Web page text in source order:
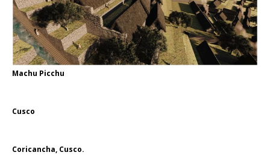
Machu Picchu
Cusco
Coricancha, Cusco.